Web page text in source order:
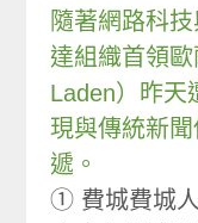
隨著網路科
達組織首領
Laden）昨天
現與傳統新
遞。
① 費城費城人